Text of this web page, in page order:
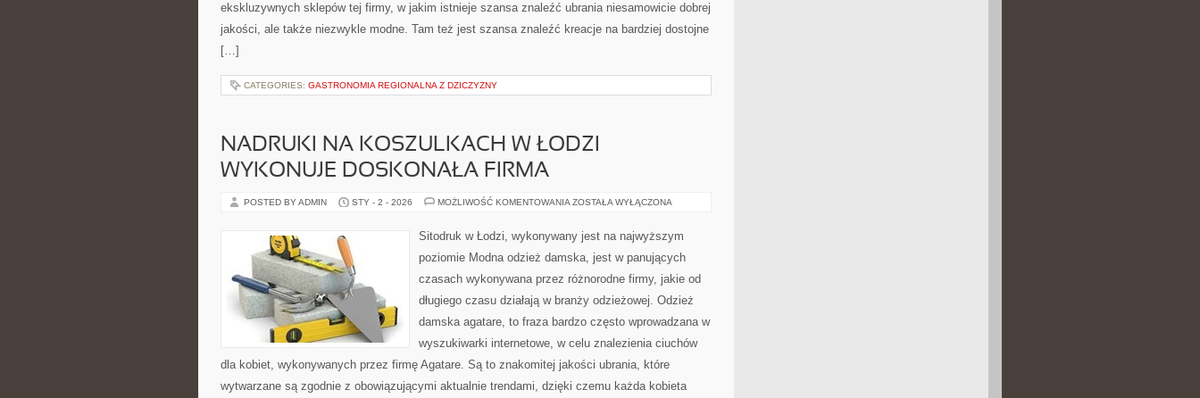
ekskluzywnych sklepów tej firmy, w jakim istnieje szansa znaleźć ubrania niesamowicie dobrej
jakości, ale także niezwykle modne. Tam też jest szansa znaleźć kreacje na bardziej dostojne
[…]
CATEGORIES: GASTRONOMIA REGIONALNA Z DZICZYZNY
NADRUKI NA KOSZULKACH W ŁODZI
WYKONUJE DOSKONAŁA FIRMA
POSTED BY ADMIN STY - 2 - 2026 MOŻLIWOŚĆ KOMENTOWANIA NADRUKI
ŁODZI
DOSKONAŁA
ZOSTAŁA WYŁĄCZONA
Sitodruk w Łodzi, wykonywany jest na najwyższym
poziomie Modna odzież damska, jest w panujących
czasach wykonywana przez różnorodne firmy, jakie od
długiego czasu działają w branży odzieżowej. Odzież
damska agatare, to fraza bardzo często wprowadzana w
wyszukiwarki internetowe, w celu znalezienia ciuchów
dla kobiet, wykonywanych przez firmę Agatare. Są to znakomitej jakości ubrania, które
wytwarzane są zgodnie z obowiązującymi aktualnie trendami, dzięki czemu każda kobieta